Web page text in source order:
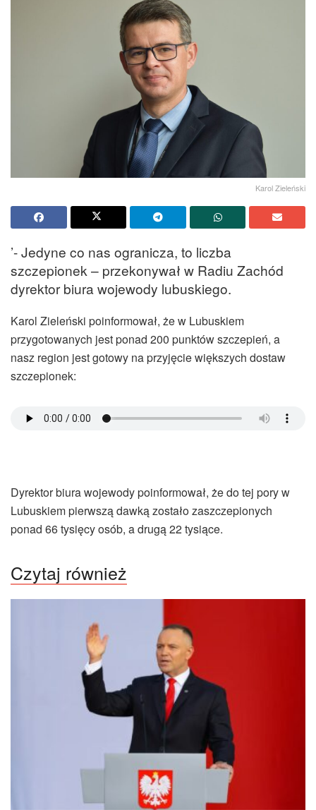
Karol Zieleński
’- Jedyne co nas ogranicza, to liczba
szczepionek – przekonywał w Radiu Zachód
dyrektor biura wojewody lubuskiego.
Karol Zieleński poinformował, że w Lubuskiem
przygotowanych jest ponad 200 punktów szczepień, a
nasz region jest gotowy na przyjęcie większych dostaw
szczepionek:
Dyrektor biura wojewody poinformował, że do tej pory w
Lubuskiem pierwszą dawką zostało zaszczepionych
ponad 66 tysięcy osób, a drugą 22 tysiące.
Czytaj również